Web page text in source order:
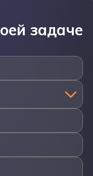
задаче